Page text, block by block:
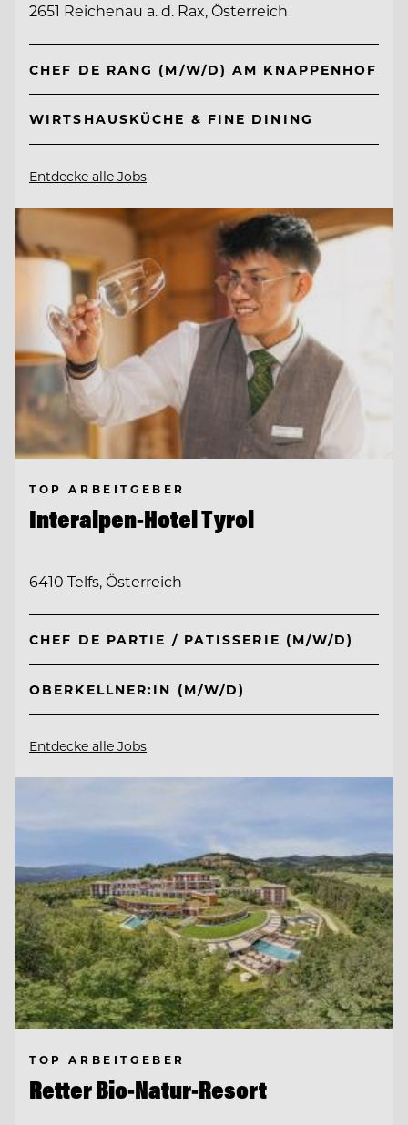
2651 Reichenau a. d. Rax, Österreich
CHEF DE RANG (M/W/D) AM KNAPPENHOF
WIRTSHAUSKÜCHE & FINE DINING
Entdecke alle Jobs
TOP ARBEITGEBER
Interalpen-Hotel Tyrol
6410 Telfs, Österreich
CHEF DE PARTIE / PATISSERIE (M/W/D)
OBERKELLNER:IN (M/W/D)
Entdecke alle Jobs
TOP ARBEITGEBER
Retter Bio-Natur-Resort